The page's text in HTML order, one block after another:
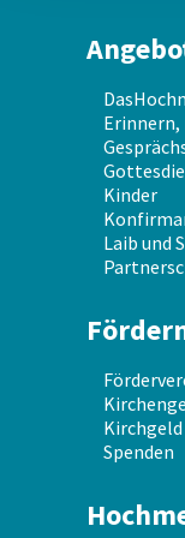
Erinnern,
Kinder
Laib und
Kirchgeld
Spenden